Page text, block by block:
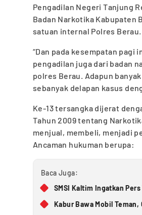
Pengadilan Negeri Tanjung
Badan Narkotika Kabupaten
satuan internal Polres Berau.
“Dan pada kesempatan pagi
pengadilan juga dari badan
polres Berau. Adapun
sebanyak delapan kasus
Ke-13 tersangka dijerat
Tahun 2009 tentang
menjual, membeli, menjadi
Ancaman hukuman berupa:
Baca Juga:
SMSI Kaltim Ingatkan
Kabur Bawa Mobil